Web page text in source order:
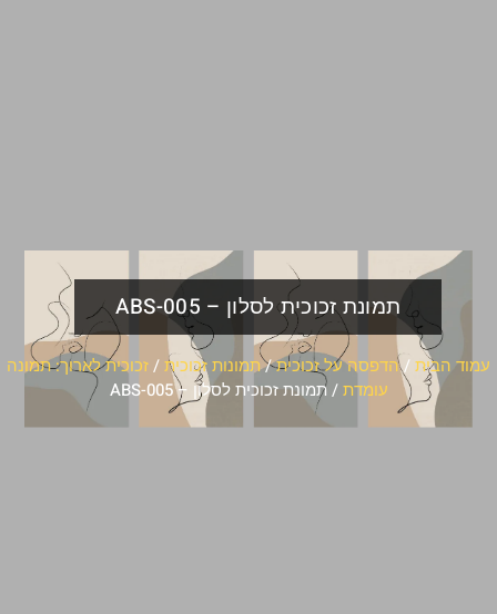
תמונת זכוכית לסלון – ABS-005
עמוד הבית /הדפסה על זכוכית/תמונות זכוכית/זכוכית לארוך: תמונה
עומדת/ תמונת זכוכית לסלון – ABS-005